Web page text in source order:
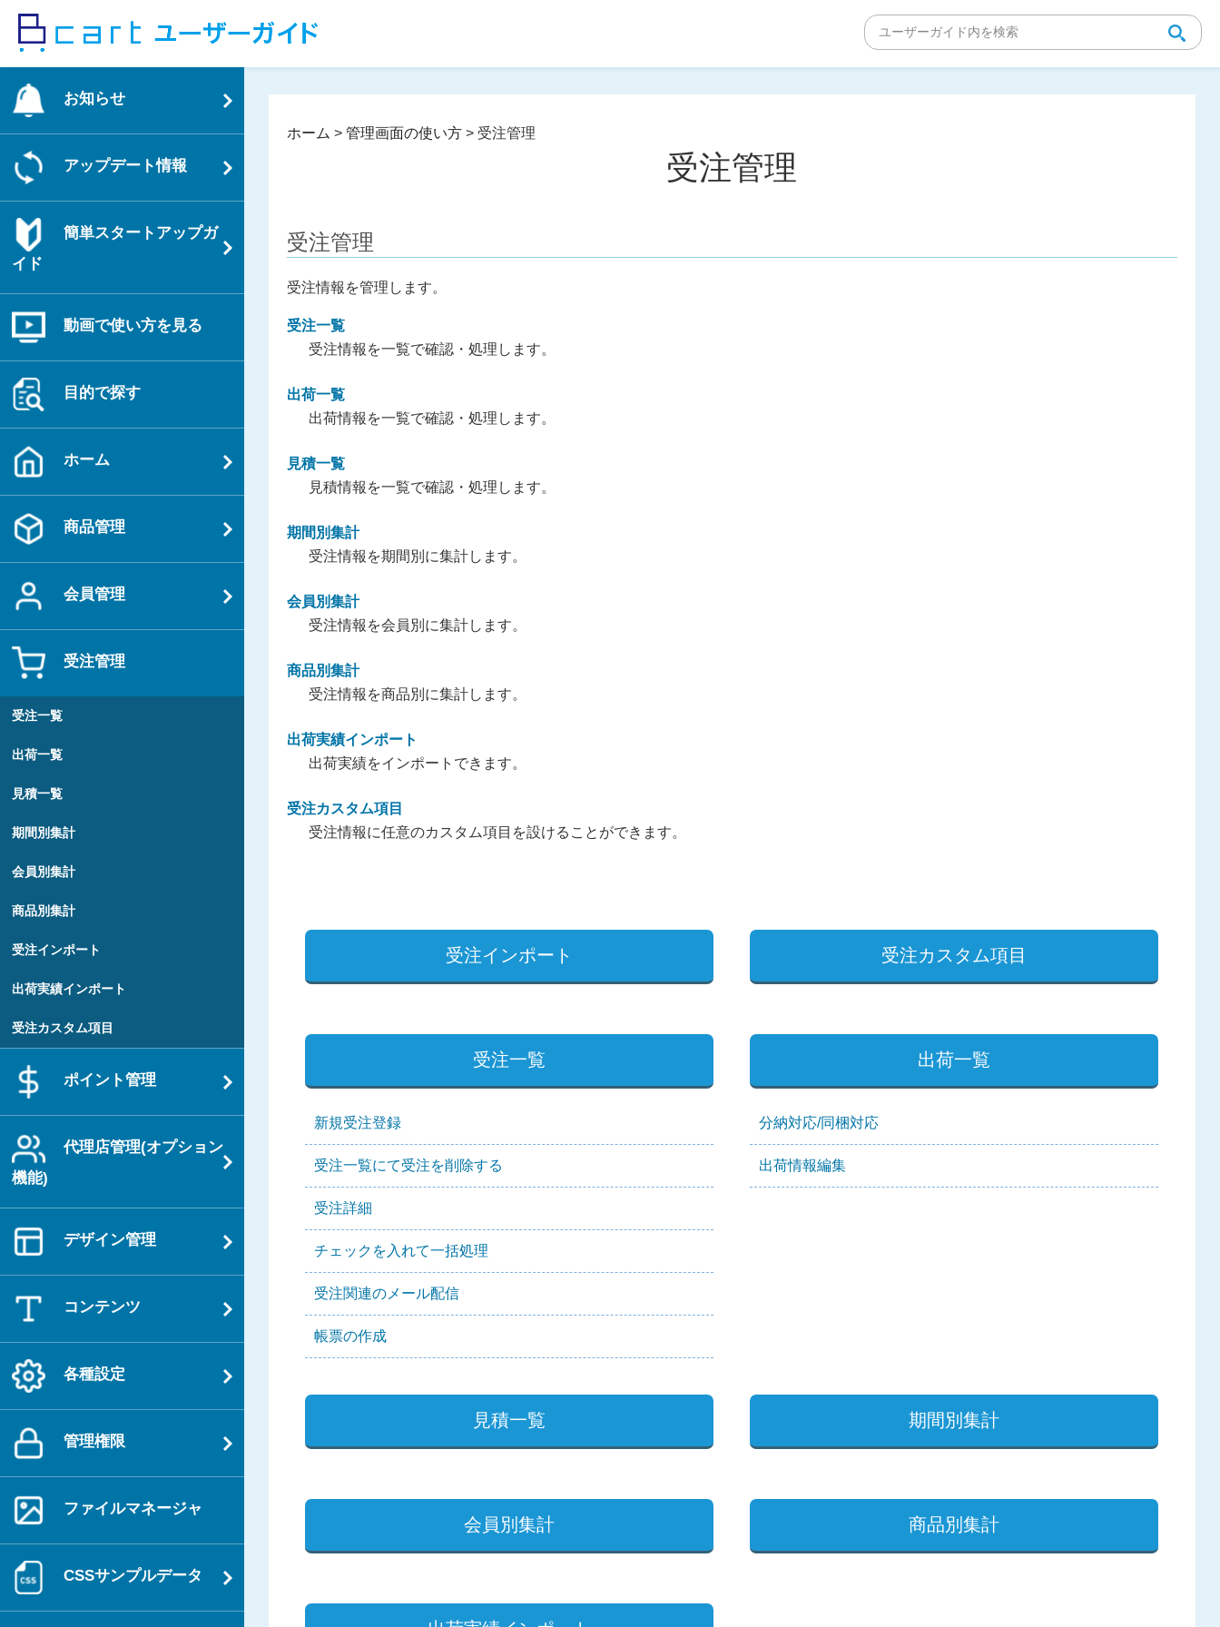
ッ
お知らせ
アップデート情報
簡単スタートアップガ
イド
動画で使い方を見る
目的で探す
ホーム
商品管理
会員管理
受注管理
受注一覧
出荷一覧
見積一覧
期間別集計
会員別集計
商品別集計
受注インポート
出荷実績インポート
受注カスタム項目
ポイント管理
代理店管理(オプション
機能)
デザイン管理
コンテンツ
各種設定
管理権限
ファイルマネージャ
CSSサンプルデータ
ホーム >管理画面の使い方 > 受注管理
受注管理
受注管理
受注情報を管理します。
受注一覧
受注情報を一覧で確認・処理します。
出荷一覧
出荷情報を一覧で確認・処理します。
見積一覧
見積情報を一覧で確認・処理します。
期間別集計
受注情報を期間別に集計します。
会員別集計
受注情報を会員別に集計します。
商品別集計
受注情報を商品別に集計します。
出荷実績インポート
出荷実績をインポートできます。
受注カスタム項目
受注情報に任意のカスタム項目を設けることができます。
受注インポート 受注カスタム項目
受注一覧
新規受注登録
受注一覧にて受注を削除する
受注詳細
チェックを入れて一括処理
受注関連のメール配信
帳票の作成
出荷一覧
分納対応/同梱対応
出荷情報編集
見積一覧 期間別集計
会員別集計 商品別集計